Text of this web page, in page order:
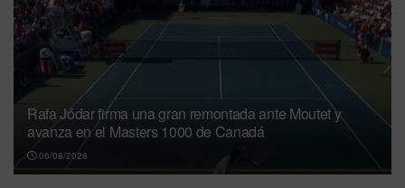
Rafa Jódar firma una gran remontada ante Moutet y
avanza en el Masters 1000 de Canadá
06/08/2026